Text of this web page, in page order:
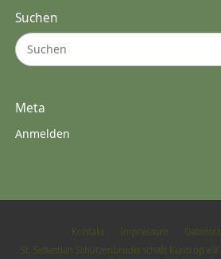
Suchen
Meta
Anmelden
Kontakt Impressum
St. Sebastian Schützenbruderschaft Küntrop e.V.